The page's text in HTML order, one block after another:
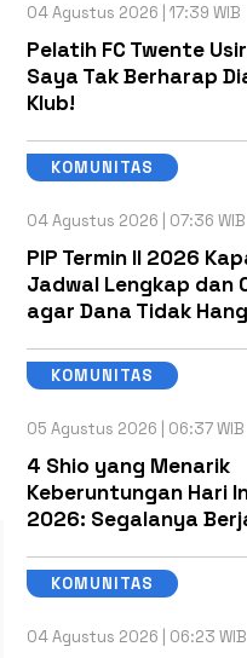
04 Agustus 2026 | 17:39 WIB
Pelatih FC Twente
Saya Tak Berharap
Klub!
KOMUNITAS
04 Agustus 2026 | 07:36 WIB
PIP Termin II 2026
Jadwal Lengkap dan
agar Dana Tidak
KOMUNITAS
05 Agustus 2026 | 06:37 WIB
4 Shio yang Menarik
Keberuntungan Hari
2026: Segalanya
KOMUNITAS
04 Agustus 2026 | 06:23 WIB